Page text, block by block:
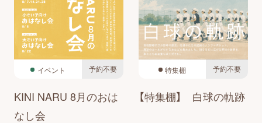
イベント 予約不要
KINI NARU 8月のおは
なし会
特集棚 予約不要
【特集棚】 白球の軌跡